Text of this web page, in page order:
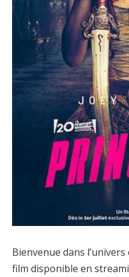
Bienvenue dans
film disponible en